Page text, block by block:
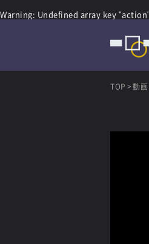
Warning: Undefined array key
TOP 動画